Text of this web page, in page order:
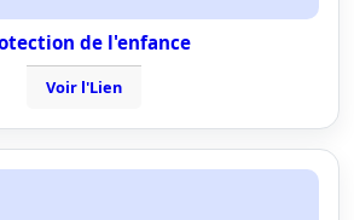
de l'enfance
Voir l'Lien